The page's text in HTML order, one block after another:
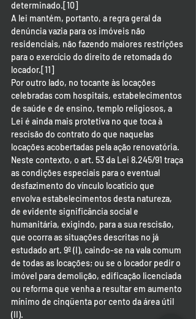
determinado.[10]
A lei mantém, portanto, a regra geral da
denúncia vazia para os imóveis não
residenciais, não fazendo maiores restrições
para o exercício do direito de retomada do
locador.[11]
Por outro lado, no tocante às locações
celebradas com hospitais, estabelecimentos
de saúde e de ensino, templo religiosos, a
Lei é ainda mais protetiva no que toca à
rescisão do contrato do que naquelas
locações acobertadas pela ação renovatória.
Neste contexto, o art. 53 da Lei 8.245/91 traça
as condições especiais para o eventual
desfazimento do vínculo locatício que
envolva estabelecimentos desta natureza,
de evidente significância social e
humanitária, exigindo, para a sua rescisão,
que ocorra as situações descritas no já
estudado art. 9º (I), caindo-se na vala comum
de todas as locações; ou se o locador pedir o
imóvel para demolição, edificação licenciada
ou reforma que venha a resultar em aumento
mínimo de cinqüenta por cento da área útil
(II).